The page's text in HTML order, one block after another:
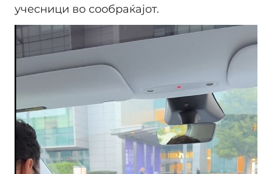
учесници во сообраќајот.